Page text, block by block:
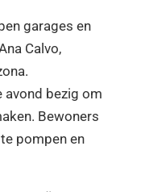
garages en
Calvo,
avond bezig om
Bewoners
pompen en